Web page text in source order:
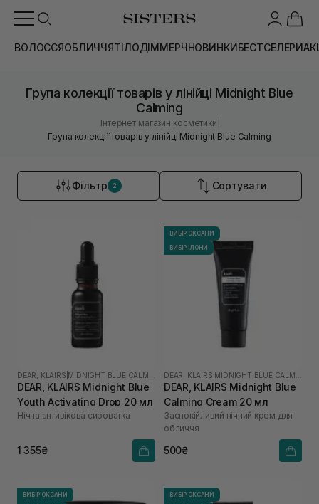
ВОЛОССЯОБЛИЧЧЯТІЛОДІММЕРЧНОВИНКИБЕСТСЕЛЕРИ
Група колекції товарів у лінійці Midnight Blue
Calming
Інтернет магазин косметики
Група колекції товарів у лінійці Midnight Blue Calming
Фільтр 2 Сортувати
DEAR, KLAIRS
DEAR, KLAIRS Midnight Blue
Youth Activating Drop 20 мл
Нічна антивікова сироватка
1 355₴
ВИБІР ОКСАНИ
ВИБІР ІЛОНИ
DEAR, KLAIRS
DEAR, KLAIRS Midnight Blue
Calming Cream 20 мл
Заспокійливий нічний крем для
обличчя
500₴
ВИБІР ОКСАНИ
ВИБІР ОКСАНИ